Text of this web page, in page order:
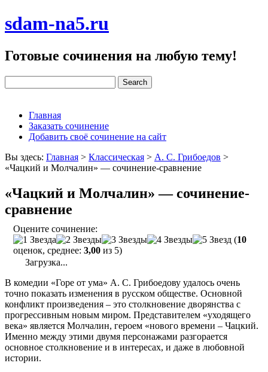
sdam-na5.ru
Готовые сочинения на любую тему!
Главная
Заказать сочинение
Добавить своё сочинение на сайт
Вы здесь: Главная > Классическая > А. С. Грибоедов >
«Чацкий и Молчалин» — сочинение-сравнение
«Чацкий и Молчалин» — сочинение-
сравнение
Оцените сочинение:
(10
оценок, среднее: 3,00 из 5)
Загрузка...
В комедии «Горе от ума» А. С. Грибоедову удалось очень
точно показать изменения в русском обществе. Основной
конфликт произведения – это столкновение дворянства с
прогрессивным новым миром. Представителем «уходящего
века» является Молчалин, героем «нового времени – Чацкий.
Именно между этими двумя персонажами разгорается
основное столкновение и в интересах, и даже в любовной
истории.